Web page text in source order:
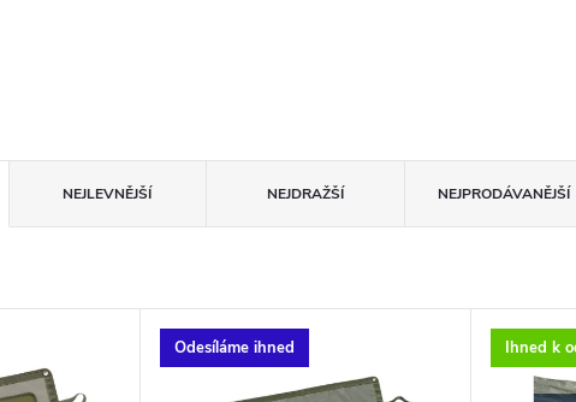
NEJLEVNĚJŠÍ NEJDRAŽŠÍ NEJPRODÁVANĚJŠÍ
Odesíláme ihned Ihned k